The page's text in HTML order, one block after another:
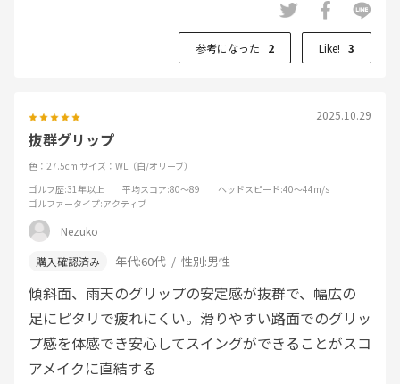
参考になった 2 Like! 3
2025.10.29
抜群グリップ
色：27.5cm サイズ：WL（白/オリーブ）
ゴルフ歴:31年以上 平均スコア:80～89 ヘッドスピード:40～44m/s
ゴルファータイプ:アクティブ
Nezuko
年代:60代 性別:男性
傾斜面、雨天のグリップの安定感が抜群で、幅広の
足にピタリで疲れにくい。滑りやすい路面でのグリッ
プ感を体感でき安心してスイングができることがスコ
アメイクに直結する